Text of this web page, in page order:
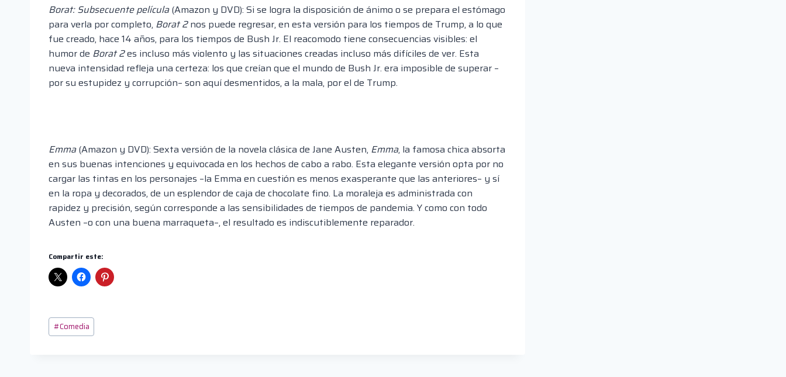
Borat: Subsecuente película(Amazon y DVD): Si se logra la disposición de ánimo o se prepara el estómago
para verla por completo, Borat 2nos puede regresar, en esta versión para los tiempos de Trump, a lo que
fue creado, hace 14 años, para los tiempos de Bush Jr. El reacomodo tiene consecuencias visibles: el
humor de Borat 2es incluso más violento y las situaciones creadas incluso más difíciles de ver. Esta
nueva intensidad refleja una certeza: los que creían que el mundo de Bush Jr. era imposible de superar –
por su estupidez y corrupción– son aquí desmentidos, a la mala, por el de Trump.
Emma(Amazon y DVD): Sexta versión de la novela clásica de Jane Austen, Emma, la famosa chica absorta
en sus buenas intenciones y equivocada en los hechos de cabo a rabo. Esta elegante versión opta por no
cargar las tintas en los personajes –la Emma en cuestión es menos exasperante que las anteriores– y sí
en la ropa y decorados, de un esplendor de caja de chocolate fino. La moraleja es administrada con
rapidez y precisión, según corresponde a las sensibilidades de tiempos de pandemia. Y como con todo
Austen –o con una buena marraqueta–, el resultado es indiscutiblemente reparador.
Compartir este:
Etiquetas
de
#Comedia